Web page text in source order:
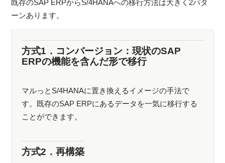
既存のSAP ERPからS/4HANAへの移行方法は大きく2パタ
ーンあります。
方式1．コンバージョン：現状のSAP
ERPの機能を含んだ形で移行
マルっとS/4HANAに置き換えるイメージの手法で
す。既存のSAP ERPにあるデータを一気に移行する
ことができます。
方式2．再構築